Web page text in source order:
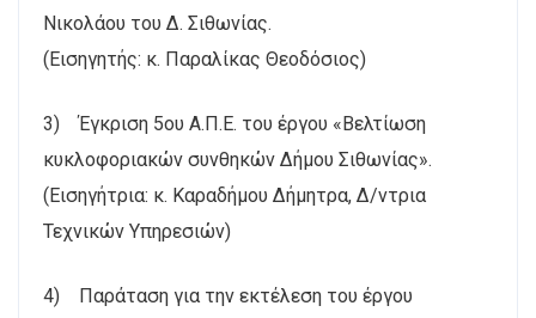
Νικολάου του Δ. Σιθωνίας.
(Εισηγητής: κ. Παραλίκας Θεοδόσιος)
3) Έγκριση 5ου Α.Π.Ε. του έργου «Βελτίωση
κυκλοφοριακών συνθηκών Δήμου Σιθωνίας».
(Εισηγήτρια: κ. Καραδήμου Δήμητρα, Δ/ντρια
Τεχνικών Υπηρεσιών)
4) Παράταση για την εκτέλεση του έργου